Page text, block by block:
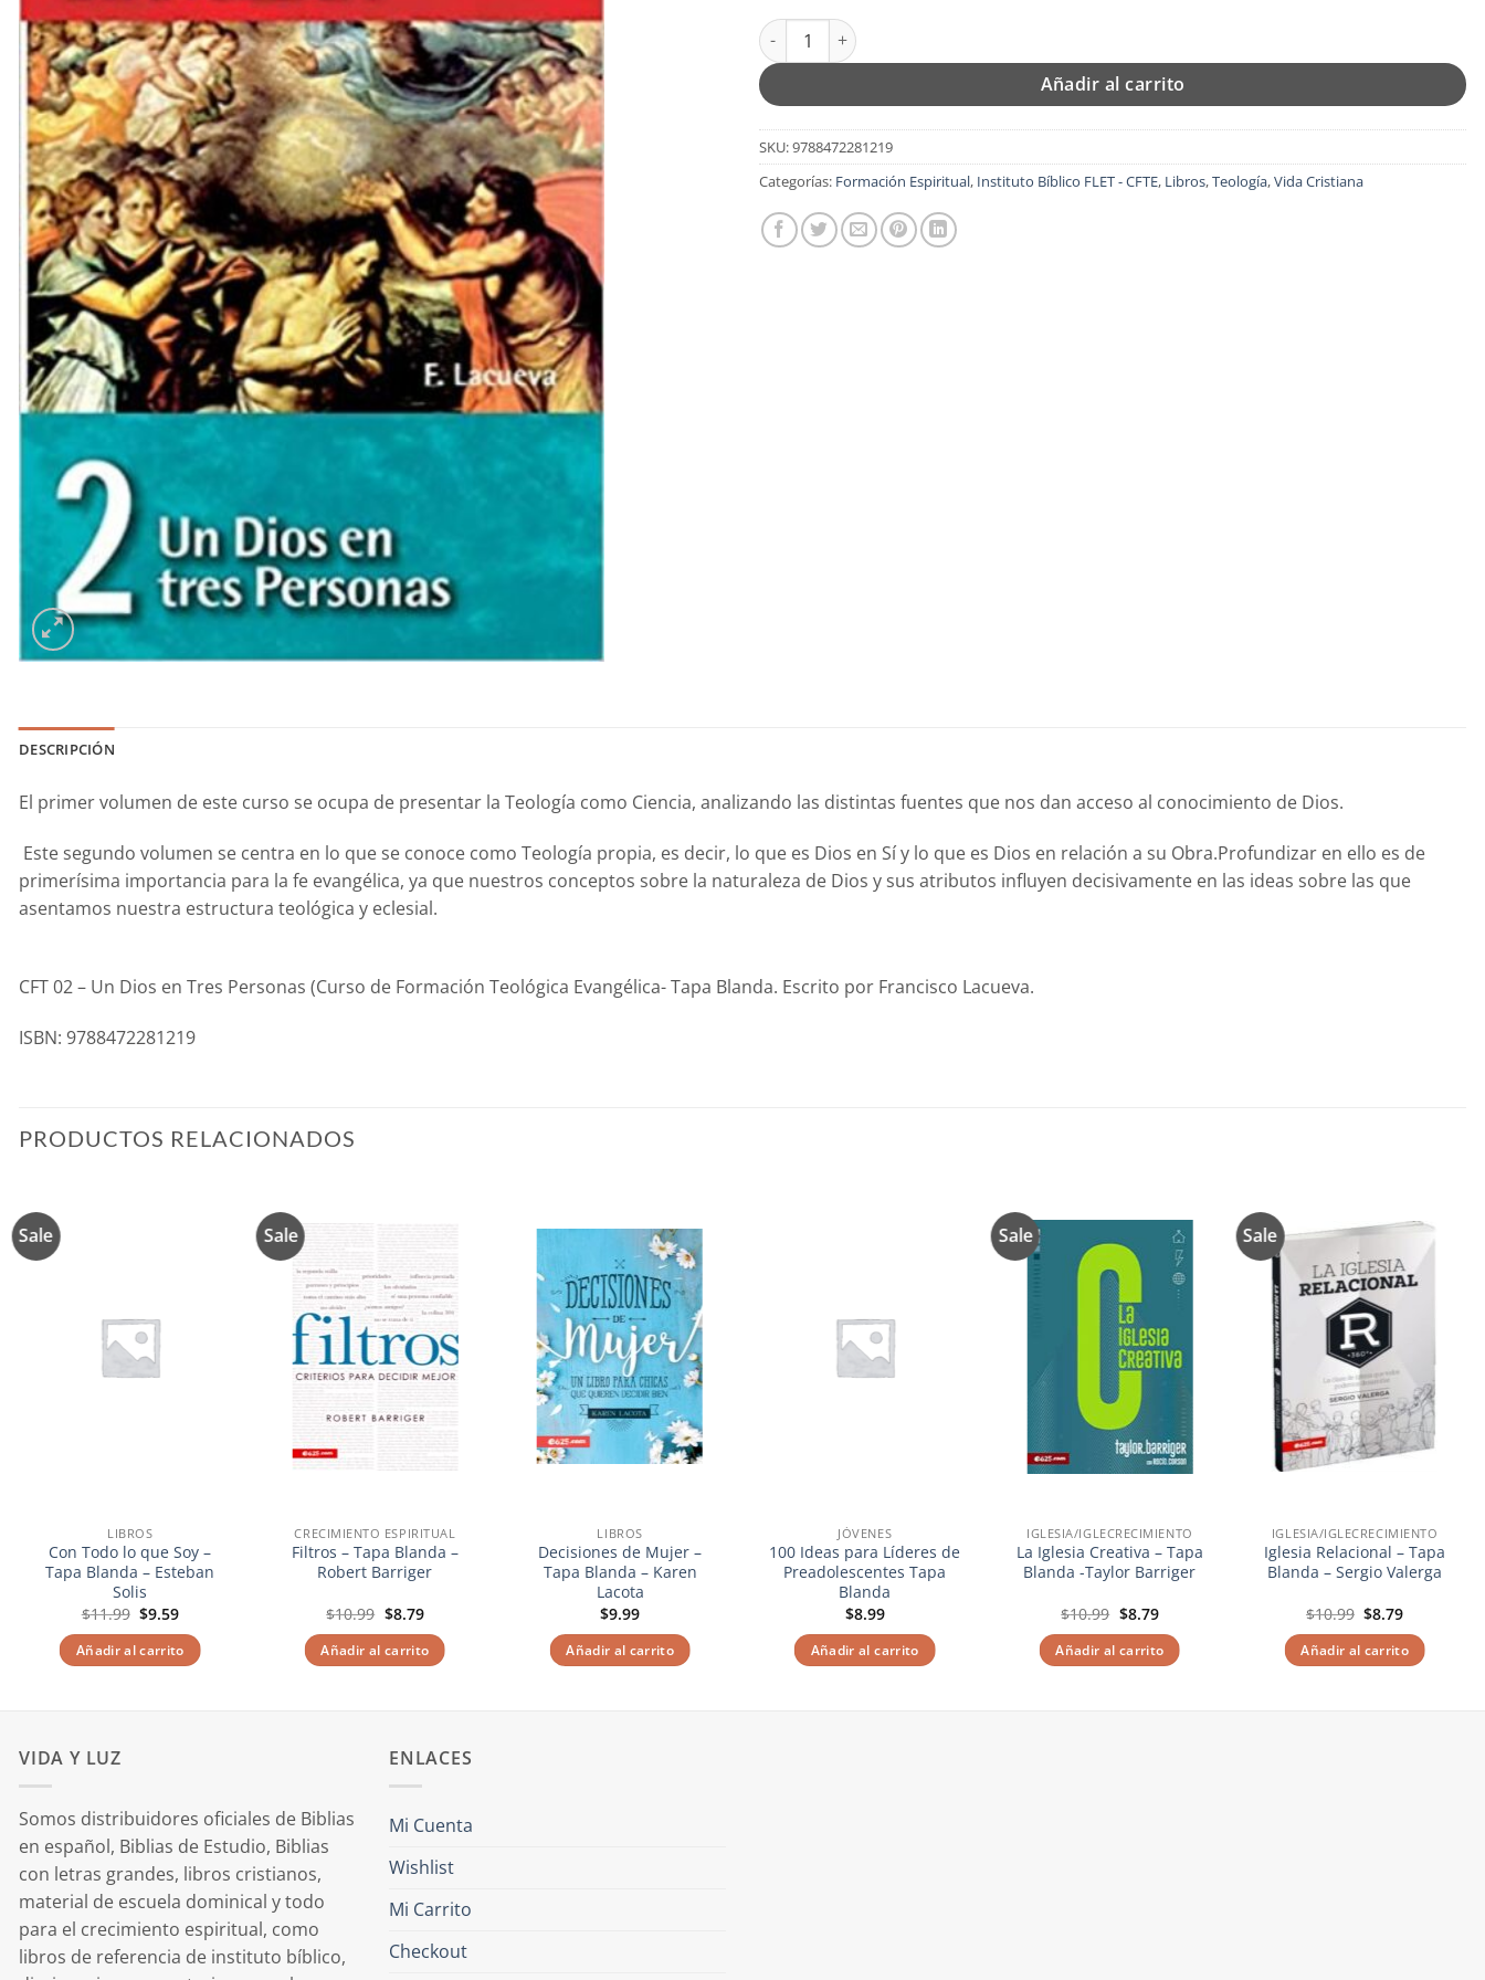
CFT 02 - Un Dios en Tres Personas - Tapa Blanda - Francisco Lacueva cantidad
Añadir al carrito
SKU:9788472281219
Categorías: Formación Espiritual, Instituto Bíblico FLET - CFTE, Libros,Teología,Vida Cristiana
DESCRIPCIÓN
El primer volumen de este curso se ocupa de presentar la Teología como Ciencia, analizando las distintas fuentes que nos dan acceso al conocimiento de Dios.
Este segundo volumen se centra en lo que se conoce como Teología propia, es decir, lo que es Dios en Sí y lo que es Dios en relación a su Obra.Profundizar en ello es de
primerísima importancia para la fe evangélica, ya que nuestros conceptos sobre la naturaleza de Dios y sus atributos influyen decisivamente en las ideas sobre las que
asentamos nuestra estructura teológica y eclesial.
CFT 02 – Un Dios en Tres Personas (Curso de Formación Teológica Evangélica- Tapa Blanda. Escrito por Francisco Lacueva.
ISBN: 9788472281219
PRODUCTOS RELACIONADOS
Sale
LIBROS
Con Todo lo que Soy –
Tapa Blanda – Esteban
Solis
$11.99 El
original
era:
$9.59El
actual
es:
Añadir al carrito
Sale
lista de
deseos
CRECIMIENTO ESPIRITUAL
Filtros – Tapa Blanda –
Robert Barriger
$10.99 El
original
era:
$8.79El
actual
es:
Añadir al carrito
Añadir
a la
lista de
deseos
LIBROS
Decisiones de Mujer –
Tapa Blanda – Karen
Lacota
$9.99
Añadir al carrito
JÓVENES
100 Ideas para Líderes de
Preadolescentes Tapa
Blanda
$8.99
Añadir al carrito
Sale
Añadir
a la
lista de
deseos
IGLESIA/IGLECRECIMIENTO
La Iglesia Creativa – Tapa
Blanda -Taylor Barriger
$10.99 El
original
era:
$8.79El
actual
es:
Añadir al carrito
Sale
Añadir
lista de
deseos
IGLESIA/IGLECRECIMIENTO
Iglesia Relacional – Tapa
Blanda – Sergio Valerga
$10.99 El
original
era:
$8.79El
actual
es:
Añadir al carrito
VIDA Y LUZ
Somos distribuidores oficiales de Biblias
en español, Biblias de Estudio, Biblias
con letras grandes, libros cristianos,
material de escuela dominical y todo
para el crecimiento espiritual, como
libros de referencia de instituto bíblico,
ENLACES
Mi Cuenta
Wishlist
Mi Carrito
Checkout